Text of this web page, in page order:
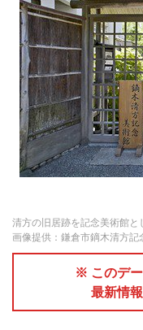
清方の旧居跡を記念美術館と
画像提供：鎌倉市鏑木清方記
※ このデー
最新情